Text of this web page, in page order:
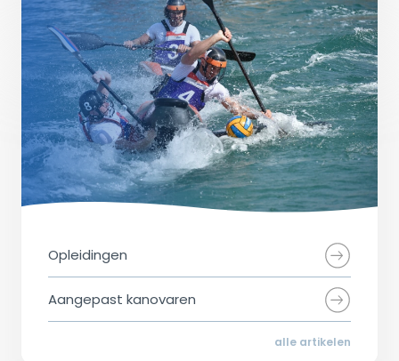
Opleidingen
Aangepast kanovaren
alle artikelen